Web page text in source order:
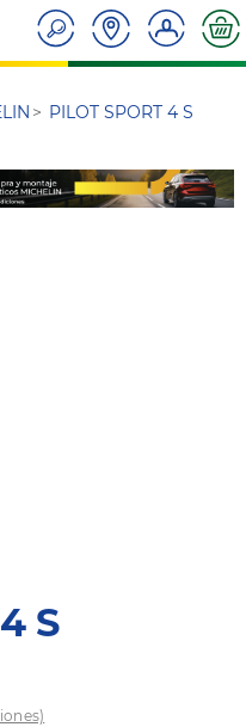
PILOT SPORT 4 S
S